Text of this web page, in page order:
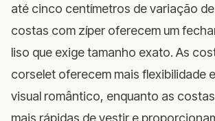
até cinco centímetros de variação
costas com zíper oferecem um
liso que exige tamanho exato. As
corselet oferecem mais flexibilidade
visual romântico, enquanto as
mais rápidas de vestir e